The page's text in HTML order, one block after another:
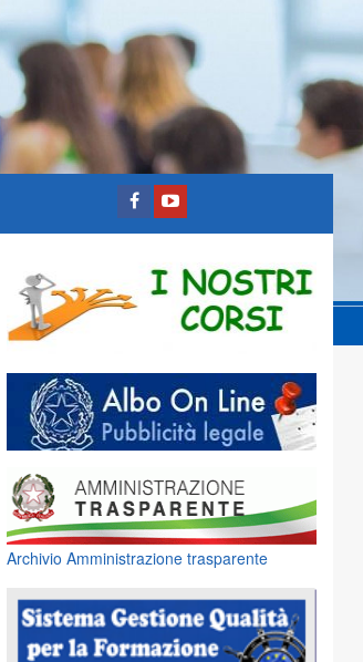
Archivio Amministrazione trasparente